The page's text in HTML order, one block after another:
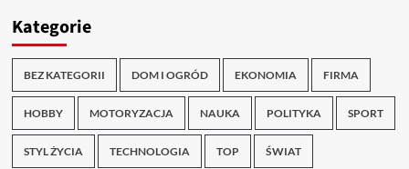
Kategorie
BEZ KATEGORII DOM I OGRÓD EKONOMIA FIRMA
HOBBY MOTORYZACJA NAUKA POLITYKA SPORT
STYL ŻYCIA TECHNOLOGIA TOP ŚWIAT